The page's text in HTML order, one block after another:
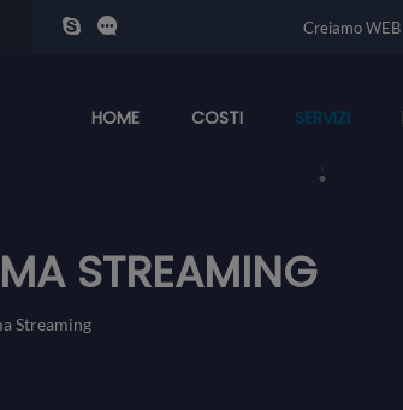
Creiamo
HOME COSTI SERVIZI
STREAMING
Streaming